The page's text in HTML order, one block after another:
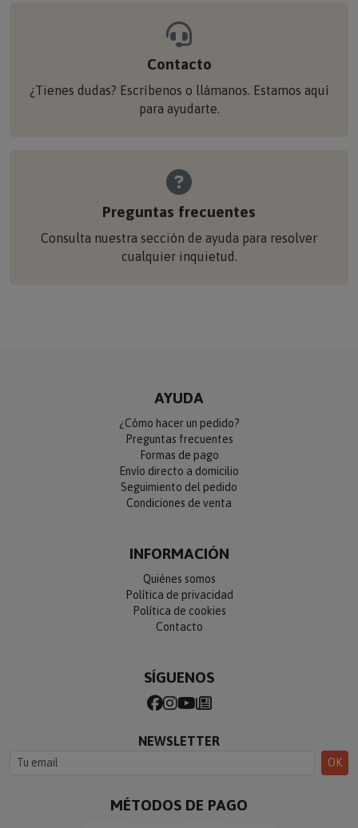
Contacto
¿Tienes dudas? Escríbenos o llámanos. Estamos aquí
para ayudarte.
Preguntas frecuentes
Consulta nuestra sección de ayuda para resolver
cualquier inquietud.
AYUDA
¿Cómo hacer un pedido?
Preguntas frecuentes
Formas de pago
Envío directo a domicilio
Seguimiento del pedido
Condiciones de venta
INFORMACIÓN
Quiénes somos
Política de privacidad
Política de cookies
Contacto
SÍGUENOS
NEWSLETTER
OK
MÉTODOS DE PAGO